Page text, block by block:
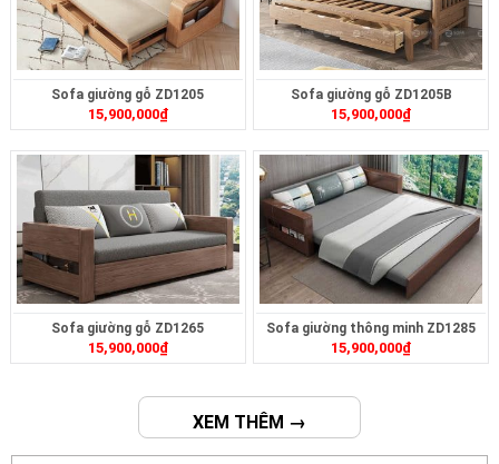
Sofa giường gỗ ZD1205
15,900,000₫
Sofa giường gỗ ZD1205B
15,900,000₫
Sofa giường gỗ ZD1265
15,900,000₫
Sofa giường thông minh ZD1285
15,900,000₫
XEM THÊM →